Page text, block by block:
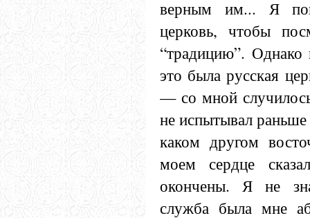
верным им... Я
церковь, чтобы
“традицию”.
это была русская
— со мной
не испытывал
каком другом
моем сердце
окончены. Я не
служба была мне